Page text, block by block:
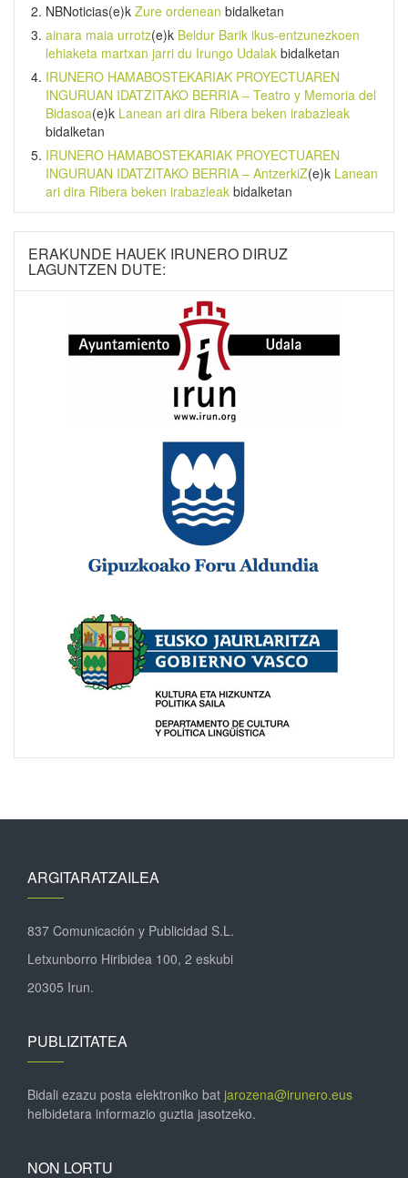
NBNoticias(e)k Zure ordenean bidalketan
ainara maia urrotz(e)k Beldur Barik ikus-entzunezkoen
lehiaketa martxan jarri du Irungo Udalak bidalketan
IRUNERO HAMABOSTEKARIAK PROYECTUAREN
INGURUAN IDATZITAKO BERRIA – Teatro y Memoria del
Bidasoa(e)k Lanean ari dira Ribera beken irabazleak
bidalketan
IRUNERO HAMABOSTEKARIAK PROYECTUAREN
INGURUAN IDATZITAKO BERRIA – AntzerkiZ(e)k Lanean
ari dira Ribera beken irabazleak bidalketan
ERAKUNDE HAUEK IRUNERO DIRUZ
LAGUNTZEN DUTE:
ARGITARATZAILEA
837 Comunicación y Publicidad S.L.
Letxunborro Hiribidea 100, 2 eskubi
20305 Irun.
PUBLIZITATEA
Bidali ezazu posta elektroniko bat jarozena@irunero.eus
helbidetara informazio guztia jasotzeko.
NON LORTU